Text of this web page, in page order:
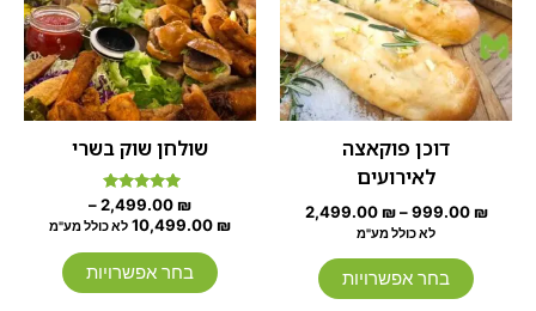
דוכן פוקאצה
לאירועים
999.00 ₪
–
2,499.00 ₪
לא כולל מע"מ
בחר אפשרויות
סוגים.
ניתן
לבחור
את
שולחן שוק בשרי
דורג
5.00
מתוך 5
2,499.00 ₪
–
10,499.00 ₪ לא כולל מע"מ
בחר אפשרויות
סוגים.
ניתן
לבחור
את